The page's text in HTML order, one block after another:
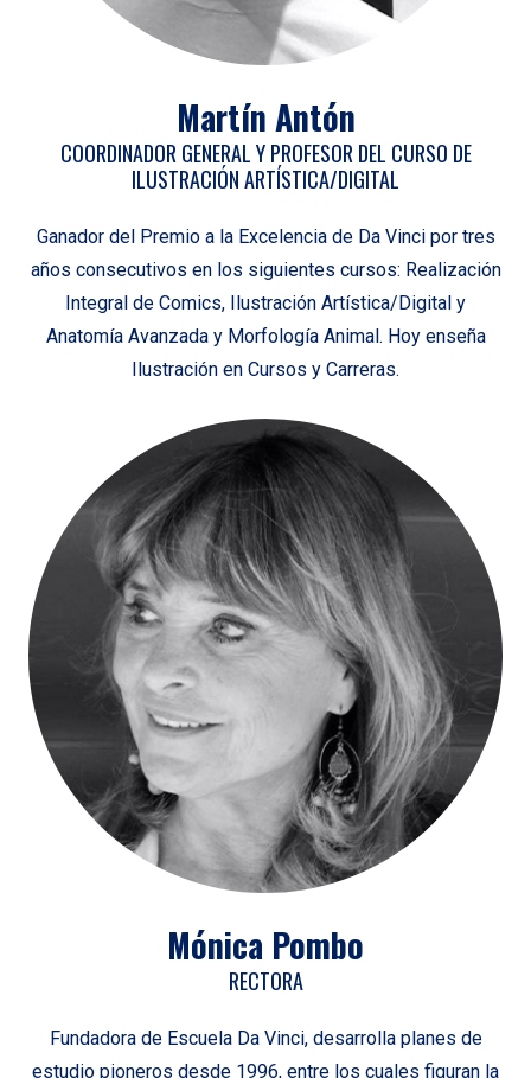
Martín Antón
COORDINADOR GENERAL Y PROFESOR DEL CURSO DE
ILUSTRACIÓN ARTÍSTICA/DIGITAL
Ganador del Premio a la Excelencia de Da Vinci por tres
años consecutivos en los siguientes cursos: Realización
Integral de Comics, Ilustración Artística/Digital y
Anatomía Avanzada y Morfología Animal. Hoy enseña
Ilustración en Cursos y Carreras.
Mónica Pombo
RECTORA
Fundadora de Escuela Da Vinci, desarrolla planes de
estudio pioneros desde 1996, entre los cuales figuran la